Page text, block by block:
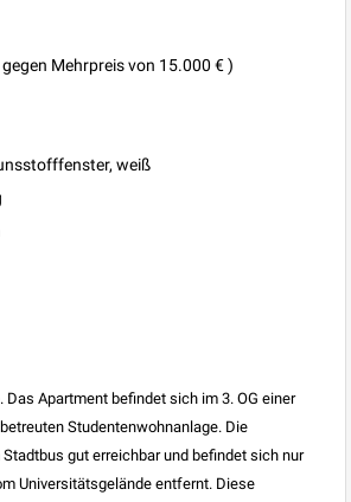
Mehrpreis von 15.000 € )
weiß
Das Apartment befindet sich im 3. OG einer
Studentenwohnanlage. Die
gut erreichbar und befindet sich nur
Universitätsgelände entfernt. Diese